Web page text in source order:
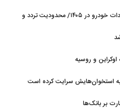
ابلاغ قوانین جدید اسقاط و واردات خودرو در ۱۴۰۵/ محدودیت تردد و
و روسیه
استخوان‌هایش سرایت کرده است
بر بانک‌ها